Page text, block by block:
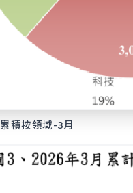
累積按領域-3月